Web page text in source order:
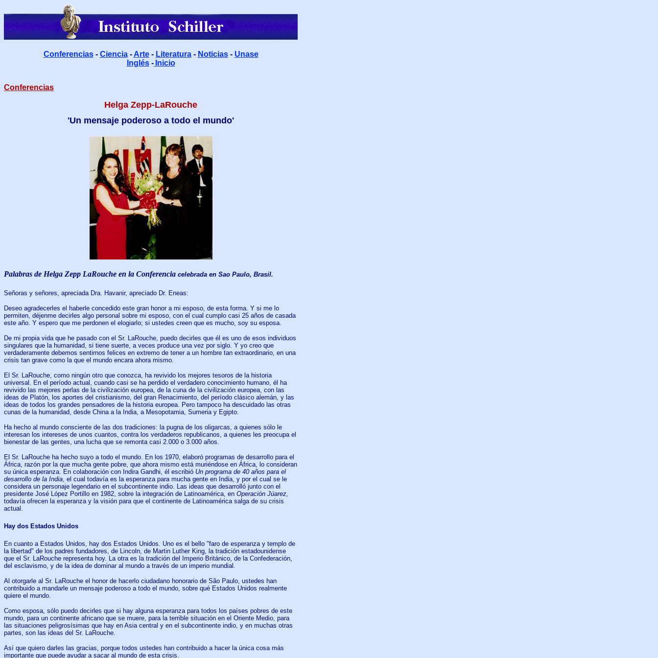
Conferencias- Ciencia- Arte- Literatura- Noticias- Unase
Inglés- Inicio
Conferencias
Helga Zepp-LaRouche
'Un mensaje poderoso a todo el mundo'
Palabras de Helga Zepp LaRouche en la Conferencia celebrada en Sao Paulo, Brasil.
Señoras y señores, apreciada Dra. Havanir, apreciado Dr. Eneas:
Deseo agradecerles el haberle concedido este gran honor a mi esposo, de esta forma. Y si me lo
permiten, déjenme decirles algo personal sobre mi esposo, con el cual cumplo casi 25 años de casada
este año. Y espero que me perdonen el elogiarlo; si ustedes creen que es mucho, soy su esposa.
De mi propia vida que he pasado con el Sr. LaRouche, puedo decirles que él es uno de esos individuos
singulares que la humanidad, si tiene suerte, a veces produce una vez por siglo. Y yo creo que
verdaderamente debemos sentirnos felices en extremo de tener a un hombre tan extraordinario, en una
crisis tan grave como la que el mundo encara ahora mismo.
El Sr. LaRouche, como ningún otro que conozca, ha revivido los mejores tesoros de la historia
universal. En el período actual, cuando casi se ha perdido el verdadero conocimiento humano, él ha
revivido las mejores perlas de la civilización europea, de la cuna de la civilización europea, con las
ideas de Platón, los aportes del cristianismo, del gran Renacimiento, del período clásico alemán, y las
ideas de todos los grandes pensadores de la historia europea. Pero tampoco ha descuidado las otras
cunas de la humanidad, desde China a la India, a Mesopotamia, Sumeria y Egipto.
Ha hecho al mundo consciente de las dos tradiciones: la pugna de los oligarcas, a quienes sólo le
interesan los intereses de unos cuantos, contra los verdaderos republicanos, a quienes les preocupa el
bienestar de las gentes, una lucha que se remonta casi 2.000 o 3.000 años.
El Sr. LaRouche ha hecho suyo a todo el mundo. En los 1970, elaboró programas de desarrollo para el
África, razón por la que mucha gente pobre, que ahora mismo está muriéndose en África, lo consideran
su única esperanza. En colaboración con Indira Gandhi, él escribió Un programa de 40 años para el
desarrollo de la India , el cual todavía es la esperanza para mucha gente en India, y por el cual se le
considera un personaje legendario en el subcontinente indio. Las ideas que desarrolló junto con el
presidente José López Portillo en 1982, sobre la integración de Latinoamérica, en Operación Júarez,
todavía ofrecen la esperanza y la visión para que el continente de Latinoamérica salga de su crisis
actual.
Hay dos Estados Unidos
En cuanto a Estados Unidos, hay dos Estados Unidos. Uno es el bello "faro de esperanza y templo de
la libertad" de los padres fundadores, de Lincoln, de Martin Luther King, la tradición estadounidense
que el Sr. LaRouche representa hoy. La otra es la tradición del Imperio Británico, de la Confederación,
del esclavismo, y de la idea de dominar al mundo a través de un imperio mundial.
Al otorgarle al Sr. LaRouche el honor de hacerlo ciudadano honorario de São Paulo, ustedes han
contribuido a mandarle un mensaje poderoso a todo el mundo, sobre qué Estados Unidos realmente
quiere el mundo.
Como esposa, sólo puedo decirles que si hay alguna esperanza para todos los países pobres de este
mundo, para un continente africano que se muere, para la terrible situación en el Oriente Medio, para
las situaciones peligrosísimas que hay en Asia central y en el subcontinente indio, y en muchas otras
partes, son las ideas del Sr. LaRouche.
Así que quiero darles las gracias, porque todos ustedes han contribuido a hacer la única cosa más
importante que puede ayudar a sacar al mundo de esta crisis.